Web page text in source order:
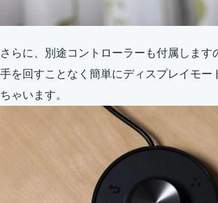
さらに、別途コントローラーも付属します
手を回すことなく簡単にディスプレイモー
ちゃいます。